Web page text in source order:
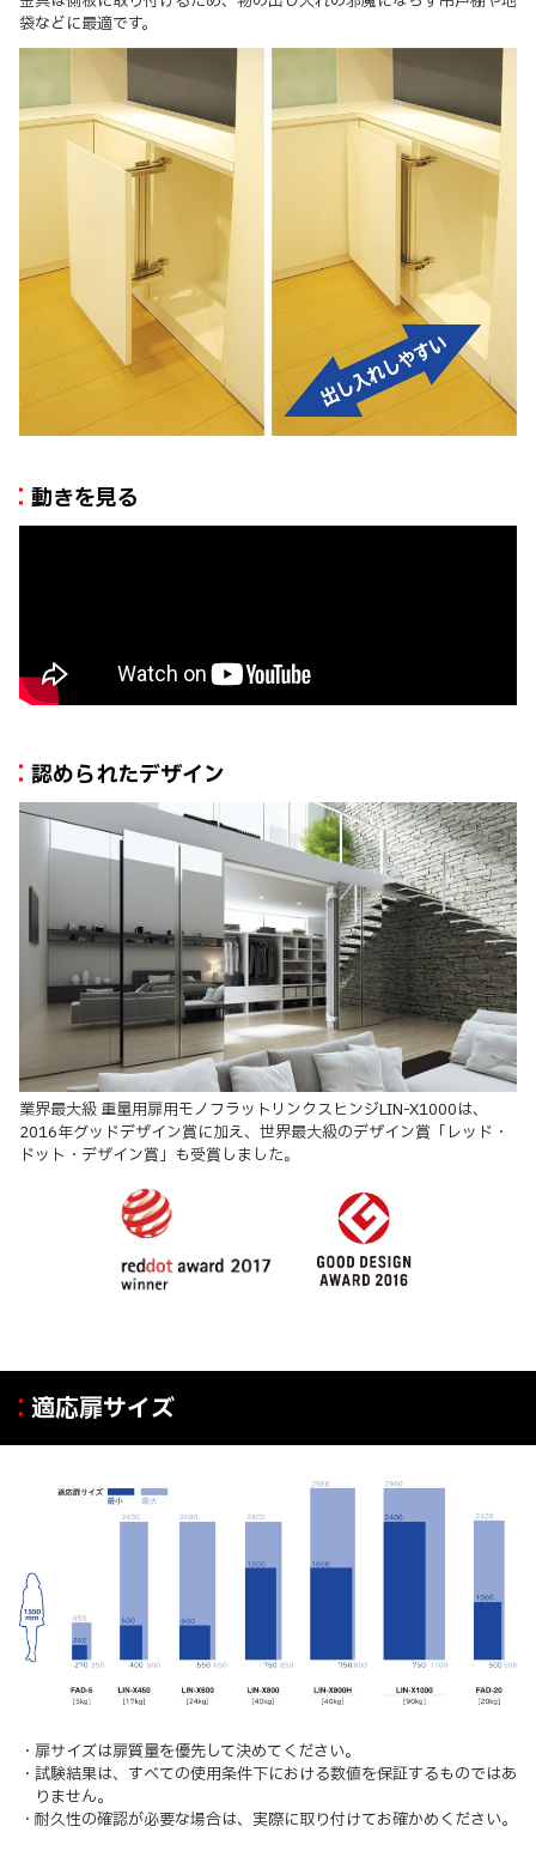
袋などに最適です。
動きを見る
認められたデザイン
業界最大級 重量用扉用モノフラットリンクスヒンジLIN-X1000は、
2016年グッドデザイン賞に加え、世界最大級のデザイン賞「レッド・
ドット・デザイン賞」も受賞しました。
適応扉サイズ
・扉サイズは扉質量を優先して決めてください。
・試験結果は、すべての使用条件下における数値を保証するものではあ
りません。
・耐久性の確認が必要な場合は、実際に取り付けてお確かめください。